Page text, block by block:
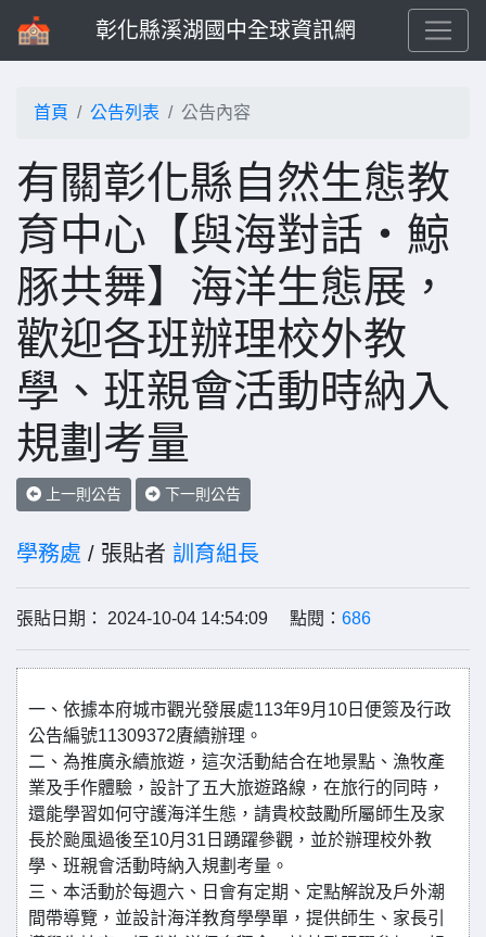
彰化縣溪湖國中全球資訊網
首頁 公告列表 公告內容
有關彰化縣自然生態教
育中心【與海對話・鯨
豚共舞】海洋生態展，
歡迎各班辦理校外教
學、班親會活動時納入
規劃考量
上一則公告 下一則公告
學務處 / 張貼者 訓育組長
張貼日期： 2024-10-04 14:54:09 點閱： 686
一、依據本府城市觀光發展處113年9月10日便簽及行政
公告編號11309372賡續辦理。
二、為推廣永續旅遊，這次活動結合在地景點、漁牧產
業及手作體驗，設計了五大旅遊路線，在旅行的同時，
還能學習如何守護海洋生態，請貴校鼓勵所屬師生及家
長於颱風過後至10月31日踴躍參觀，並於辦理校外教
學、班親會活動時納入規劃考量。
三、本活動於每週六、日會有定期、定點解說及戶外潮
間帶導覽，並設計海洋教育學學單，提供師生、家長引